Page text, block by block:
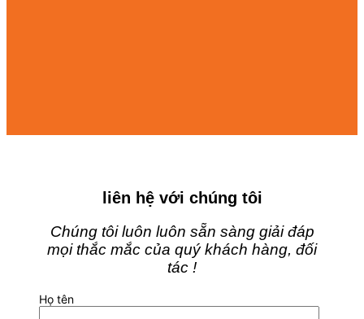
liên hệ với chúng tôi
Chúng tôi luôn luôn sẵn sàng giải đáp
mọi thắc mắc của quý khách hàng, đối
tác !
Họ tên